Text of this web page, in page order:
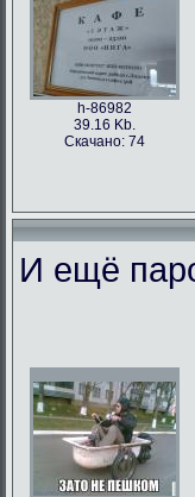
h-86982
39.16 Kb.
Скачано: 74
И ещё